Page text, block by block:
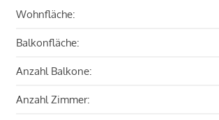
Wohnfläche:
Balkonfläche:
Anzahl Balkone:
Anzahl Zimmer: